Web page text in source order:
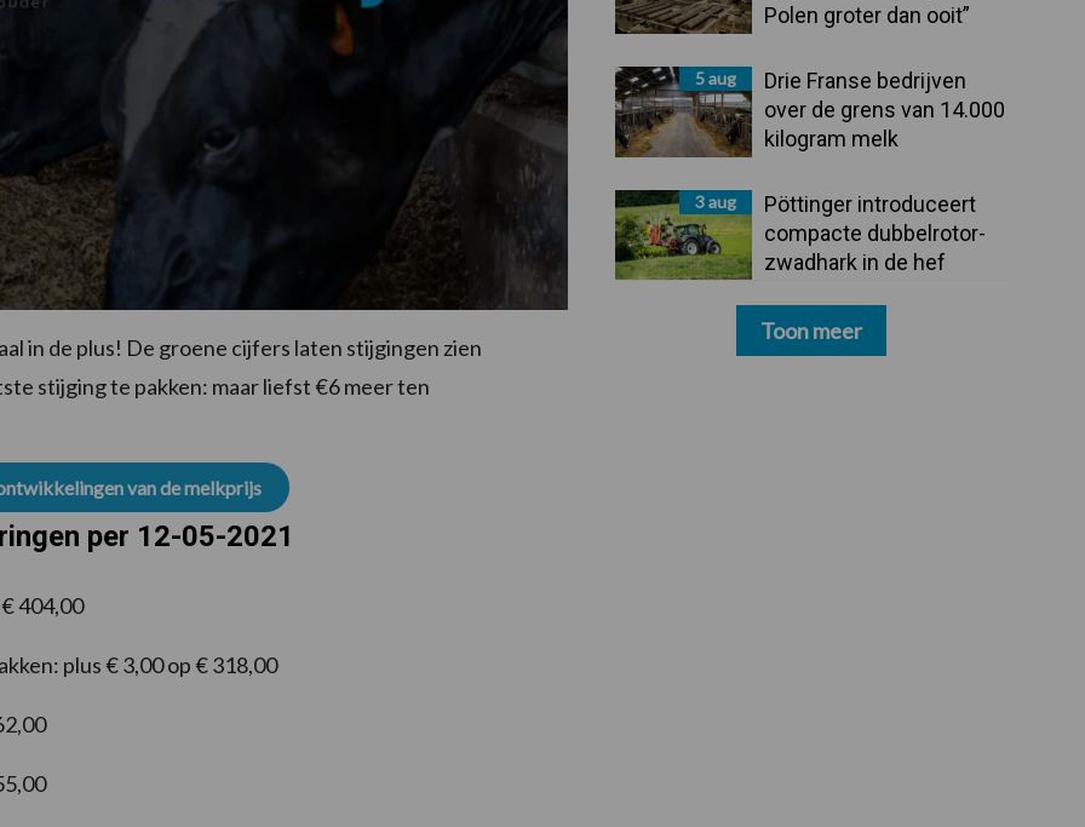
in de plus! De groene cijfers laten stijgingen zien
stijging te pakken: maar liefst €6 meer ten
van de melkprijs
per 12-05-2021
404,00
plus € 3,00 op € 318,00
Polen groter dan ooit”
5 aug
Drie Franse bedrijven
over de grens van 14.000
kilogram melk
3 aug
Pöttinger introduceert
compacte dubbelrotor-
zwadhark in de hef
Toon meer